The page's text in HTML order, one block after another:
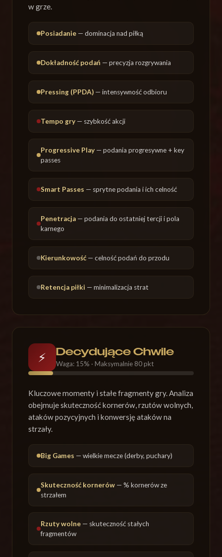
w grze.
Posiadanie — dominacja nad piłką
Dokładność podań — precyzja rozgrywania
Pressing (PPDA) — intensywność odbioru
Tempo gry — szybkość akcji
Progressive Play — podania progresywne + key
passes
Smart Passes — sprytne podania i ich celność
Penetracja — podania do ostatniej tercji i pola
karnego
Kierunkowość — celność podań do przodu
Retencja piłki — minimalizacja strat
⚡ Decydujące Chwile
Waga: 15% · Maksymalnie 80 pkt
Kluczowe momenty i stałe fragmenty gry. Analiza
obejmuje skuteczność kornerów, rzutów wolnych,
ataków pozycyjnych i konwersję ataków na
strzały.
Big Games — wielkie mecze (derby, puchary)
Skuteczność kornerów — % kornerów ze
strzałem
Rzuty wolne — skuteczność stałych
fragmentów